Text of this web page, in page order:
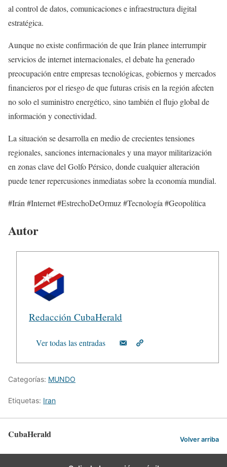
al control de datos, comunicaciones e infraestructura digital
estratégica.
Aunque no existe confirmación de que Irán planee interrumpir
servicios de internet internacionales, el debate ha generado
preocupación entre empresas tecnológicas, gobiernos y mercados
financieros por el riesgo de que futuras crisis en la región afecten
no solo el suministro energético, sino también el flujo global de
información y conectividad.
La situación se desarrolla en medio de crecientes tensiones
regionales, sanciones internacionales y una mayor militarización
en zonas clave del Golfo Pérsico, donde cualquier alteración
puede tener repercusiones inmediatas sobre la economía mundial.
#Irán #Internet #EstrechoDeOrmuz #Tecnología #Geopolítica
Autor
Redacción CubaHerald
Ver todas las entradas
Categorías: MUNDO
Etiquetas: Iran
CubaHerald Volver arriba